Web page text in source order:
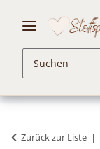
Zurück zur Liste